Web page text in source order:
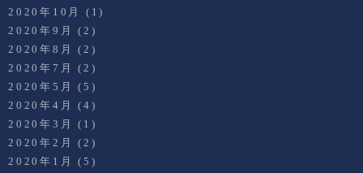
2020年10月
(1)
2020年9月
(2)
2020年8月
(2)
2020年7月
(2)
2020年5月
(5)
2020年4月
(4)
2020年3月
(1)
2020年2月
(2)
2020年1月
(5)